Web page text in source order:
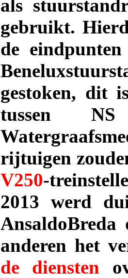
als
gebruikt.
de
gestoken, dit
tussen
rijtuigen
V250-
2013 werd
AnsaldoBreda
anderen het
de
diensten